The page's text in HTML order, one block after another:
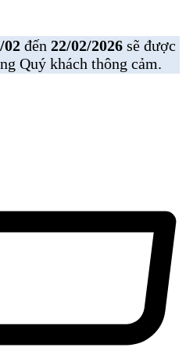
02đến 22/02/2026sẽ được
Quý khách thông cảm.